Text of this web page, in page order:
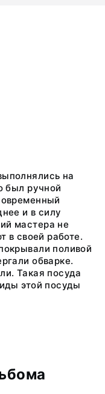
на
был ручной
и в силу
мастера не
в своей работе.
поливой
обварке.
Такая посуда
этой посуды